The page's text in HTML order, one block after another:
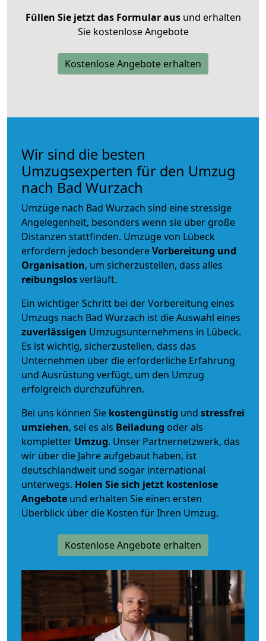
Füllen Sie jetzt das Formular ausund erhalten
Sie kostenlose Angebote
Kostenlose Angebote erhalten
Wir sind die besten
Umzugsexperten für den Umzug
nach Bad Wurzach
Umzüge nach Bad Wurzach sind eine stressige
Angelegenheit, besonders wenn sie über große
Distanzen stattfinden. Umzüge von Lübeck
erfordern jedoch besondereVorbereitung und
Organisation, um sicherzustellen, dass alles
reibungslosverläuft.
Ein wichtiger Schritt bei der Vorbereitung eines
Umzugs nach Bad Wurzach ist die Auswahl eines
zuverlässigen Umzugsunternehmens in Lübeck.
Es ist wichtig, sicherzustellen, dass das
Unternehmen über die erforderliche Erfahrung
und Ausrüstung verfügt, um den Umzug
erfolgreich durchzuführen.
Bei uns können Sie kostengünstig und stressfrei
umziehen, sei es als Beiladung oder als
kompletter Umzug. Unser Partnernetzwerk, das
wir über die Jahre aufgebaut haben, ist
deutschlandweit und sogar international
unterwegs. Holen Sie sich jetzt kostenlose
Angebote und erhalten Sie einen ersten
Überblick über die Kosten für Ihren Umzug.
Kostenlose Angebote erhalten